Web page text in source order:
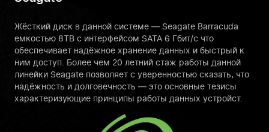
Жёсткий диск в данной системе — Seagate Barracuda
емкостью 8TB с интерфейсом SATA 6 Гбит/с что
обеспечивает надёжное хранение данных и быстрый к
ним доступ. Более чем 20 летний стаж работы данной
линейки Seagate позволяет с уверенностью сказать, что
надёжность и долговечность — это основные тезисы
характеризующие принципы работы данных устройст.